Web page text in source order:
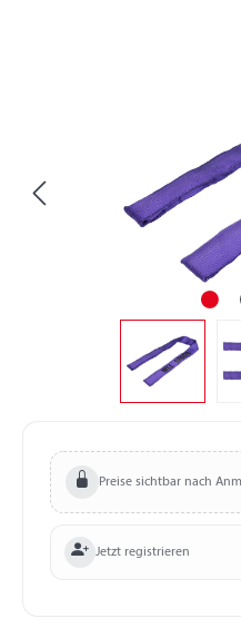
Preise sichtbar nach
Jetzt registrieren